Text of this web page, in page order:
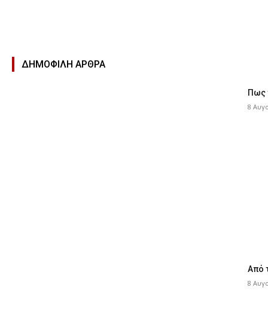
ΔΗΜΟΦΙΛΉ ΑΡΘΡΑ
Πως
8
Από
8